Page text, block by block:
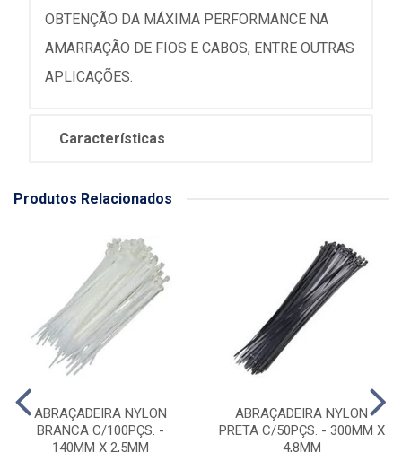
OBTENÇÃO DA MÁXIMA PERFORMANCE NA
AMARRAÇÃO DE FIOS E CABOS, ENTRE OUTRAS
APLICAÇÕES.
Características
Produtos Relacionados
ABRAÇADEIRA NYLON
BRANCA C/100PÇS. -
140MM X 2,5MM
ABRAÇADEIRA NYLON
PRETA C/50PÇS. - 300MM X
4,8MM